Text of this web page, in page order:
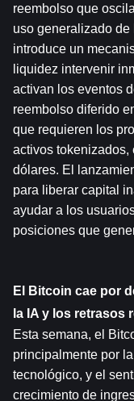
reembolso que
uso generalizado de
introduce un
liquidez intervenir
activan los eventos
reembolso diferido
que requieren los
activos
dólares. El
para liberar capital
ayudar a los
posiciones que
El Bitcoin cae por
la IA y los retrasos
Esta semana, el
principalmente por
tecnológico, y el
crecimiento de